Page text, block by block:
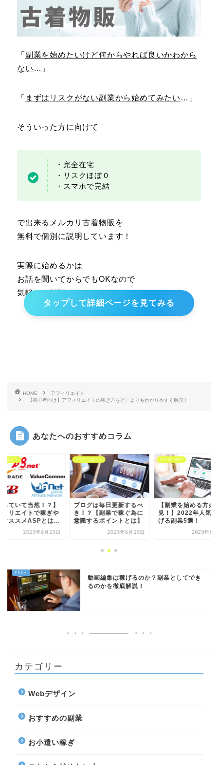
「 副業を始めたいけど何からやれば良いかわから
ない …」
「 まずはリスクがない副業から始めてみたい …」
そういった方に向けて
・完全在宅
・リスクほぼ０
・スマホで完結
で出来るメルカリ古着物販を
無料で個別に説明しています！
実際に始めるかは
お話を聞いてからでもOKなので
気軽にご相談ください！
タップして詳細ページを見てみる
HOME
アフィリエイト
【初心者向け】アフィリエイトの稼ぎ方をどこよりもわかりやすく解説！
あなたへのおすすめコラム
リエイト
っていて当然！？】
ィリエイトで稼ぎや
オススメASPとは...
2025年6月25日
アフィリエイト
ブログは毎日更新するべ
き！？【副業で稼ぐ為に
意識するポイントとは】
2025年6月25日
お小遣い稼ぎ
【副業を始める方必
見！】2022年人気
げる副業5選！
2025年6
動画編集は稼げるのか？副業としてでき
るのかを徹底解説！
カテゴリー
Webデザイン
おすすめの副業
お小遣い稼ぎ